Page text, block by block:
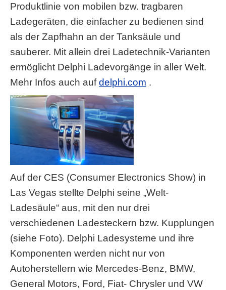
Produktlinie von mobilen bzw. tragbaren
Ladegeräten, die einfacher zu bedienen sind
als der Zapfhahn an der Tanksäule und
sauberer. Mit allein drei Ladetechnik-Varianten
ermöglicht Delphi Ladevorgänge in aller Welt.
Mehr Infos auch aufdelphi.com .
Auf der CES (Consumer Electronics Show) in
Las Vegas stellte Delphi seine „Welt-
Ladesäule“ aus, mit den nur drei
verschiedenen Ladesteckern bzw. Kupplungen
(siehe Foto). Delphi Ladesysteme und ihre
Komponenten werden nicht nur von
Autoherstellern wie Mercedes-Benz, BMW,
General Motors, Ford, Fiat- Chrysler und VW